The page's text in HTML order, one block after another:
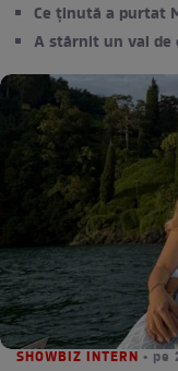
Ce ținută a purtat
A stârnit un val de
SHOWBIZ INTERN • pe